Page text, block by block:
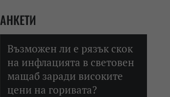
АНКЕТИ
Възможен ли е рязък скок
на инфлацията в световен
мащаб заради високите
цени на горивата?